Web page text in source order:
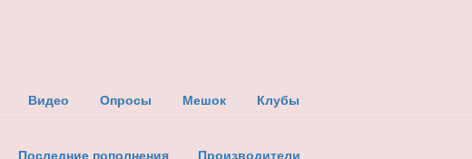
Видео Опросы Мешок Клубы
Последние пополнения Производители